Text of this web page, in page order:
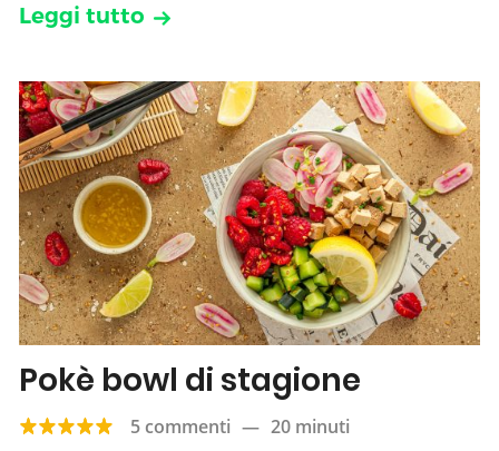
Leggi tutto
Pokè bowl di stagione
5 commenti — 20 minuti